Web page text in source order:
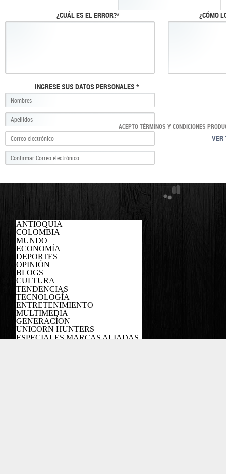
¿CUÁL ES EL ERROR?* ¿CÓMO
INGRESE SUS DATOS PERSONALES *
ACEPTO TÉRMINOS Y CONDICIONES
VER
ANTIOQUIA
COLOMBIA
MUNDO
ECONOMÍA
DEPORTES
OPINIÓN
BLOGS
CULTURA
TENDENCIAS
TECNOLOGÍA
ENTRETENIMIENTO
MULTIMEDIA
GENERACÍON
UNICORN HUNTERS
ESPECIALES MARCAS ALIADAS